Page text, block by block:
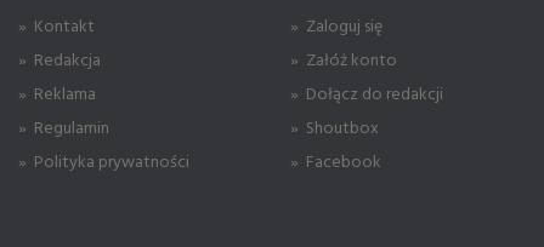
» Kontakt
» Redakcja
» Reklama
» Regulamin
» Polityka prywatności
» Zaloguj się
» Załóż konto
» Dołącz do redakcji
» Shoutbox
» Facebook